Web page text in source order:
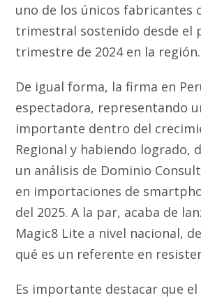
uno de los únicos fabricantes
trimestral sostenido desde el
trimestre de 2024 en la región.
De igual forma, la firma en
espectadora, representando
importante dentro del
Regional y habiendo logrado,
un análisis de Dominio
en importaciones de
del 2025. A la par, acaba de
Magic8 Lite a nivel nacional,
qué es un referente en
Es importante destacar que el